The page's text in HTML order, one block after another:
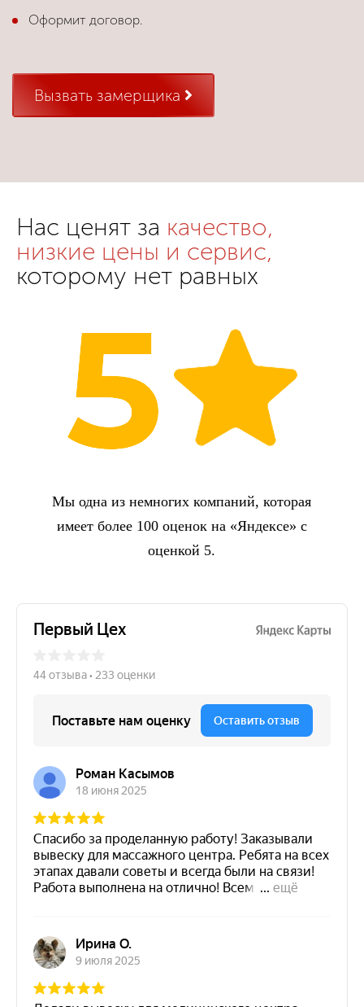
Оформит договор.
Вызвать замерщика
Нас ценят за качество,
низкие цены и сервис,
которому нет равных
Мы одна из немногих компаний, которая
имеет более 100 оценок на «Яндексе» с
оценкой 5.